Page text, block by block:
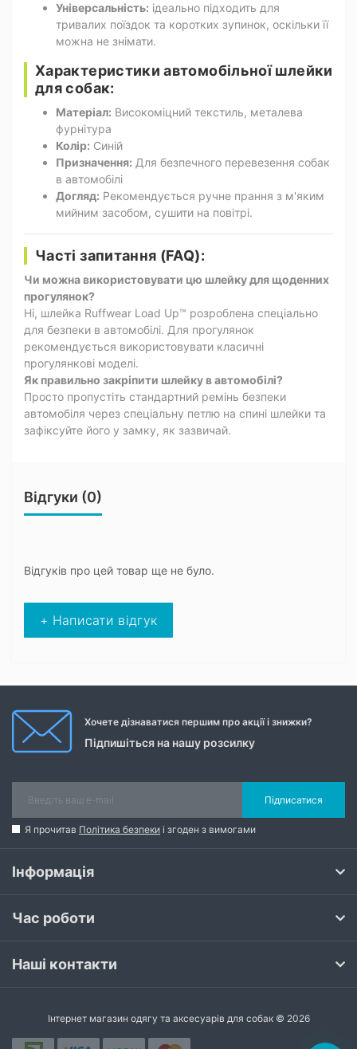
Універсальність: ідеально підходить для
тривалих поїздок та коротких зупинок, оскільки її
можна не знімати.
Характеристики автомобільної шлейки
для собак:
Матеріал: Високоміцний текстиль, металева
фурнітура
Колір: Синій
Призначення: Для безпечного перевезення собак
в автомобілі
Догляд: Рекомендується ручне прання з м'яким
мийним засобом, сушити на повітрі.
Часті запитання (FAQ):
Чи можна використовувати цю шлейку для щоденних
прогулянок?
Ні, шлейка Ruffwear Load Up™ розроблена спеціально
для безпеки в автомобілі. Для прогулянок
рекомендується використовувати класичні
прогулянкові моделі.
Як правильно закріпити шлейку в автомобілі?
Просто пропустіть стандартний ремінь безпеки
автомобіля через спеціальну петлю на спині шлейки та
зафіксуйте його у замку, як зазвичай.
Відгуки (0)
Відгуків про цей товар ще не було.
+ Написати відгук
Хочете дізнаватися першим про акції і знижки?
Підпишіться на нашу розсилку
Підписатися
Я прочитав Політика безпеки і згоден з вимогами
Інформація
Час роботи
Наші контакти
Інтернет магазин одягу та аксесуарів для собак © 2026